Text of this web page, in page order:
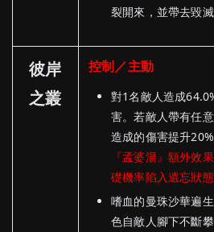
裂開來，並帶去毀滅
彼岸
之叢
控制／主動
對1名敵人造成
害。若敵人帶有任
造成的傷害提升20%
『孟婆湯』額外效
礎機率陷入遺忘狀
嗜血的曼珠沙華遍
色自敵人腳下不斷